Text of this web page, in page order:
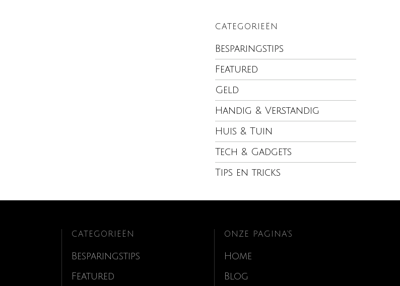
CATEGORIEËN
Besparingstips
Featured
Geld
Handig & Verstandig
Huis & Tuin
Tech & Gadgets
Tips en tricks
CATEGORIEËN
Besparingstips
Featured
ONZE PAGINA’S
Home
Blog